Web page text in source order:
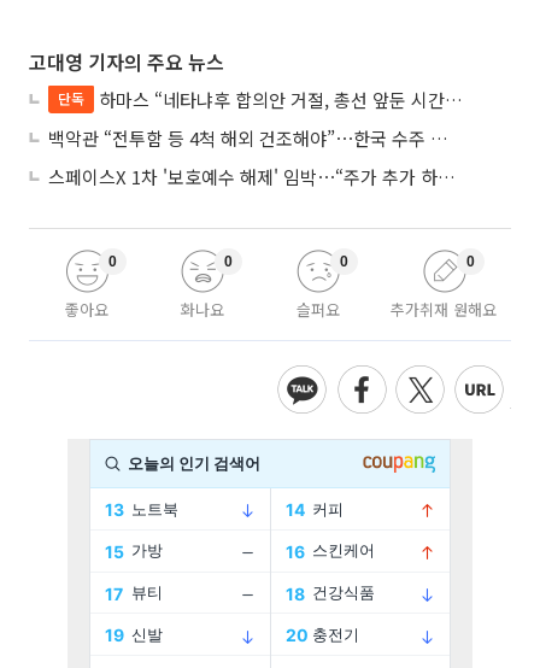
고대영 기자의 주요 뉴스
단독
하마스 “네타냐후 합의안 거절, 총선 앞둔 시간 끌기”
백악관 “전투함 등 4척 해외 건조해야”⋯한국 수주 기대
스페이스X 1차 '보호예수 해제' 임박⋯“주가 추가 하락 가능성”
좋아요
0
화나요
0
슬퍼요
0
추가취재 원해요
0